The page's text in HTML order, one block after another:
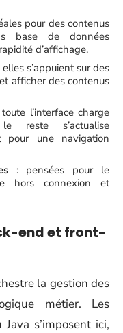
pour des contenus
base de données
d’affichage.
elles s’appuient sur des
afficher des contenus
toute l’interface charge
reste s’actualise
pour une navigation
: pensées pour le
hors connexion et
end et front-
la gestion des
métier. Les
s’imposent ici,